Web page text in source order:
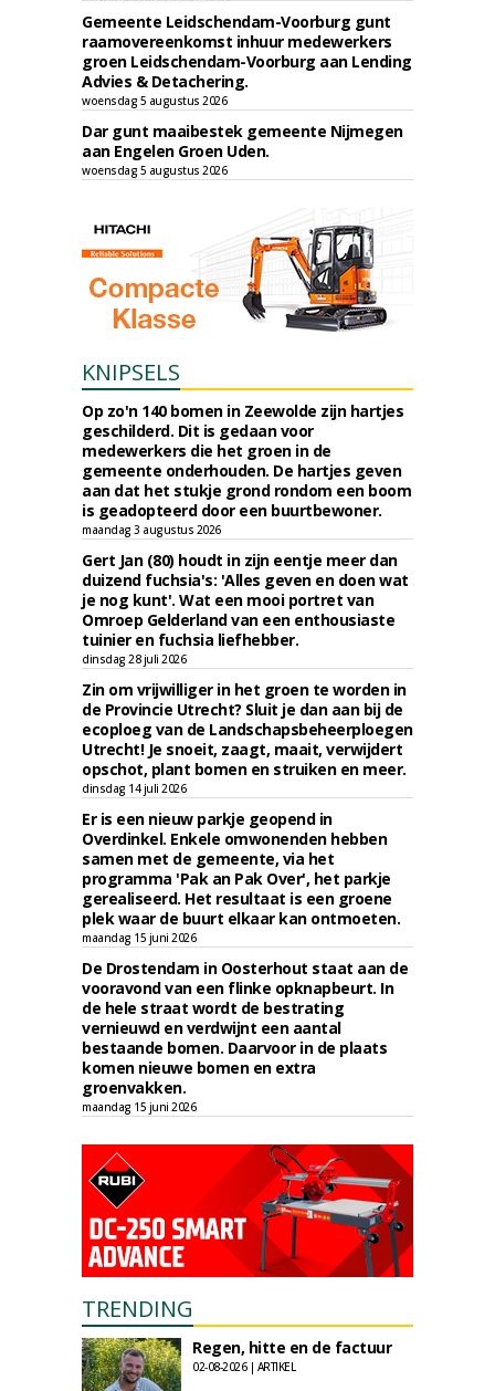
Gemeente Leidschendam-Voorburg gunt
raamovereenkomst inhuur medewerkers
groen Leidschendam-Voorburg aan Lending
Advies & Detachering.
woensdag 5 augustus 2026
Dar gunt maaibestek gemeente Nijmegen
aan Engelen Groen Uden.
woensdag 5 augustus 2026
KNIPSELS
Op zo'n 140 bomen in Zeewolde zijn hartjes
geschilderd. Dit is gedaan voor
medewerkers die het groen in de
gemeente onderhouden. De hartjes geven
aan dat het stukje grond rondom een boom
is geadopteerd door een buurtbewoner.
maandag 3 augustus 2026
Gert Jan (80) houdt in zijn eentje meer dan
duizend fuchsia's: 'Alles geven en doen wat
je nog kunt'. Wat een mooi portret van
Omroep Gelderland van een enthousiaste
tuinier en fuchsia liefhebber.
dinsdag 28 juli 2026
Zin om vrijwilliger in het groen te worden in
de Provincie Utrecht? Sluit je dan aan bij de
ecoploeg van de Landschapsbeheerploegen
Utrecht! Je snoeit, zaagt, maait, verwijdert
opschot, plant bomen en struiken en meer.
dinsdag 14 juli 2026
Er is een nieuw parkje geopend in
Overdinkel. Enkele omwonenden hebben
samen met de gemeente, via het
programma 'Pak an Pak Over', het parkje
gerealiseerd. Het resultaat is een groene
plek waar de buurt elkaar kan ontmoeten.
maandag 15 juni 2026
De Drostendam in Oosterhout staat aan de
vooravond van een flinke opknapbeurt. In
de hele straat wordt de bestrating
vernieuwd en verdwijnt een aantal
bestaande bomen. Daarvoor in de plaats
komen nieuwe bomen en extra
groenvakken.
maandag 15 juni 2026
TRENDING
Regen, hitte en de factuur
02-08-2026 | ARTIKEL